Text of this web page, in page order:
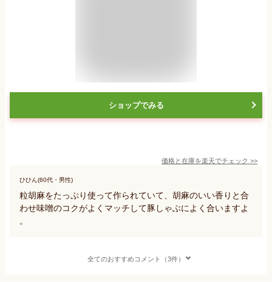
ショップでみる
価格と在庫を楽天でチェック >>
ひひん(60代・男性)
粒胡麻をたっぷり使って作られていて、胡麻のいい香りと合
わせ味噌のコクがよくマッチして豚しゃぶによく合いますよ
。
全てのおすすめコメント（3件）